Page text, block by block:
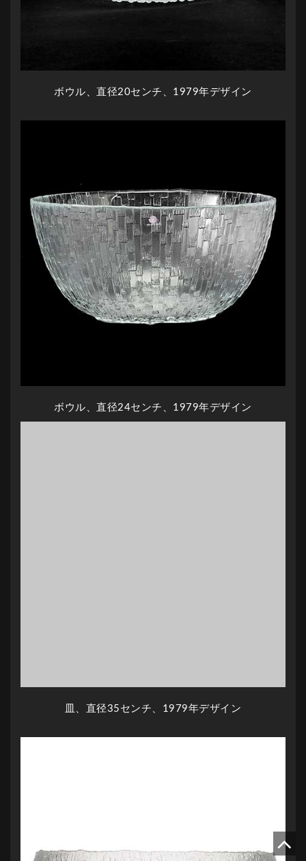
ボウル、直径20センチ、1979年デザイン
ボウル、直径24センチ、1979年デザイン
皿、直径35センチ、1979年デザイン